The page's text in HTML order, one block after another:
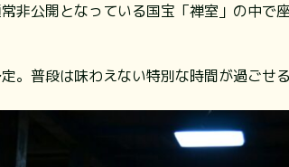
非公開となっている国宝「禅室」の中で
普段は味わえない特別な時間が過ごせる